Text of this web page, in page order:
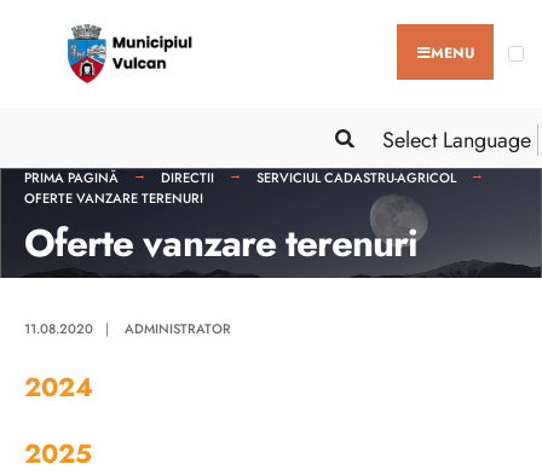
MENU
Select Language
PRIMA PAGINĂ DIRECTII
SERVICIUL CADASTRU-AGRICOL
OFERTE VANZARE TERENURI
Oferte vanzare terenuri
11.08.2020 | ADMINISTRATOR
2024
2025